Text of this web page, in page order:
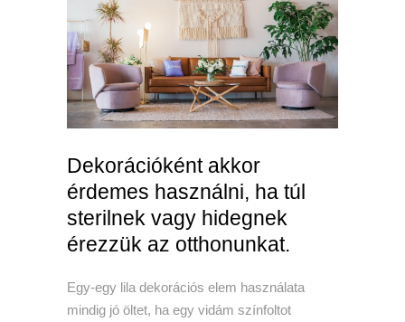
Dekorációként akkor
érdemes használni, ha túl
sterilnek vagy hidegnek
érezzük az otthonunkat.
Egy-egy lila dekorációs elem használata
mindig jó öltet, ha egy vidám színfoltot